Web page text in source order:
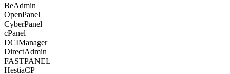
BeAdmin
OpenPanel
CyberPanel
cPanel
DCIManager
DirectAdmin
FASTPANEL
HestiaCP